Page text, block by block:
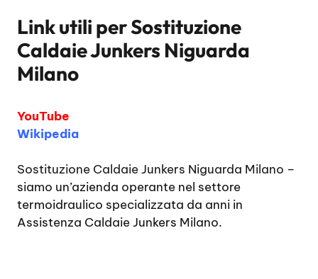
Link utili perSostituzione
Caldaie Junkers Niguarda
Milano
YouTube
Wikipedia
Sostituzione Caldaie Junkers Niguarda Milano –
siamo un’azienda operante nel settore
termoidraulico specializzata da anni in
Assistenza Caldaie Junkers Milano.